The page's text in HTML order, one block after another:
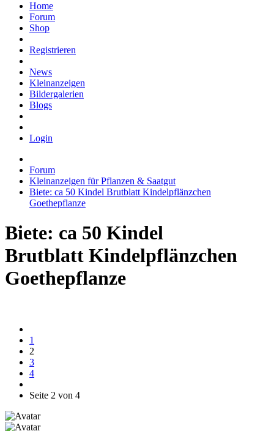
Home
Forum
Shop
Registrieren
News
Kleinanzeigen
Bildergalerien
Blogs
Login
Forum
Kleinanzeigen für Pflanzen & Saatgut
Biete: ca 50 Kindel Brutblatt Kindelpflänzchen
Goethepflanze
Biete: ca 50 Kindel
Brutblatt Kindelpflänzchen
Goethepflanze
1
2
3
4
Seite 2 von 4